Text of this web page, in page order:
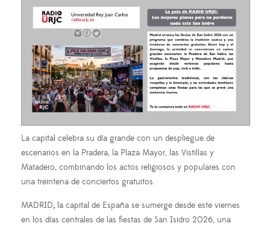
La capital celebra su día grande con un despliegue de
escenarios en la Pradera, la Plaza Mayor, las Vistillas y
Matadero, combinando los actos religiosos y populares con
una treintena de conciertos gratuitos.
MADRID, la capital de España se sumerge desde este viernes
en los días centrales de las fiestas de San Isidro 2026, una